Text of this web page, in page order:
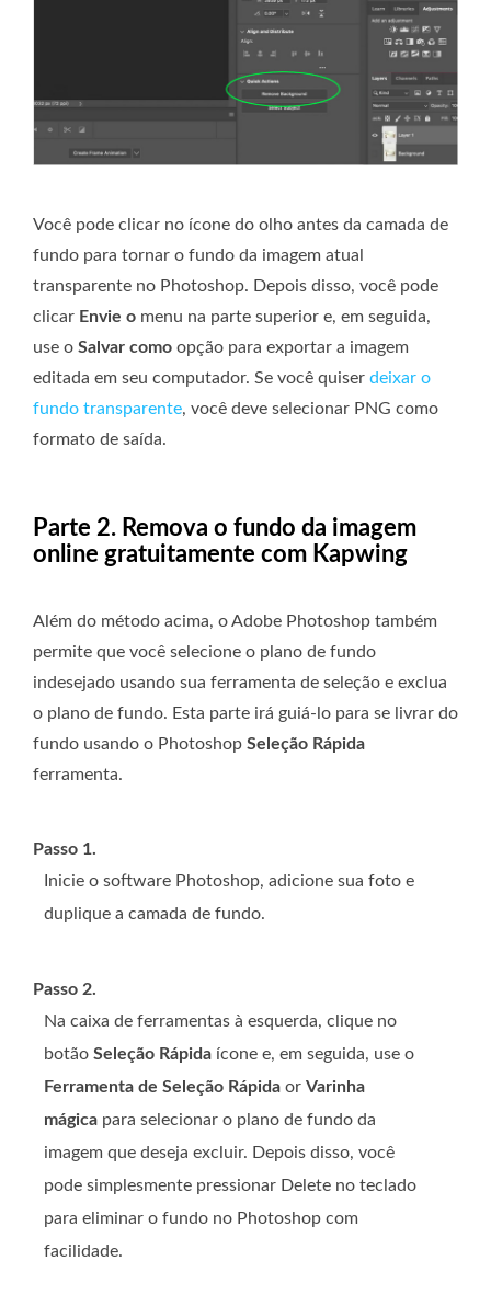
Você pode clicar no ícone do olho antes da camada de
fundo para tornar o fundo da imagem atual
transparente no Photoshop. Depois disso, você pode
clicar Envie o menu na parte superior e, em seguida,
use o Salvar como opção para exportar a imagem
editada em seu computador. Se você quiser deixar o
fundo transparente, você deve selecionar PNG como
formato de saída.
Parte 2. Remova o fundo da imagem
online gratuitamente com Kapwing
Além do método acima, o Adobe Photoshop também
permite que você selecione o plano de fundo
indesejado usando sua ferramenta de seleção e exclua
o plano de fundo. Esta parte irá guiá-lo para se livrar do
fundo usando o Photoshop Seleção Rápida
ferramenta.
Passo 1.
Inicie o software Photoshop, adicione sua foto e
duplique a camada de fundo.
Passo 2.
Na caixa de ferramentas à esquerda, clique no
botão Seleção Rápida ícone e, em seguida, use o
Ferramenta de Seleção Rápida or Varinha
mágica para selecionar o plano de fundo da
imagem que deseja excluir. Depois disso, você
pode simplesmente pressionar Delete no teclado
para eliminar o fundo no Photoshop com
facilidade.